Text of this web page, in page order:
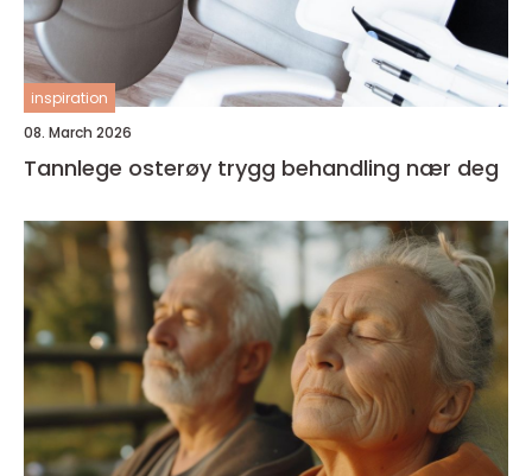
inspiration
08. March 2026
Tannlege osterøy trygg behandling nær deg